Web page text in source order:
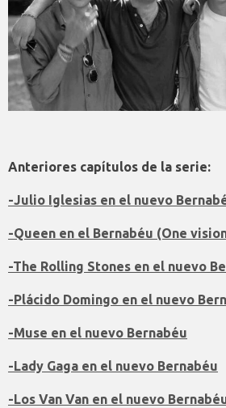
Anteriores capítulos de la serie:
-Julio Iglesias en el nuevo
-Queen en el Bernabéu (One
-The Rolling Stones en el nuevo
-Plácido Domingo en el nuevo
-Muse en el nuevo Bernabéu
-Lady Gaga en el nuevo Bernabéu
-Los Van Van en el nuevo